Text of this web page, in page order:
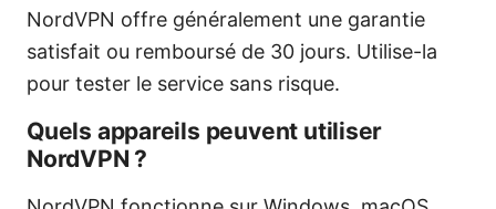
NordVPN offre généralement une garantie
satisfait ou remboursé de 30 jours. Utilise-la
pour tester le service sans risque.
Quels appareils peuvent utiliser
NordVPN ?